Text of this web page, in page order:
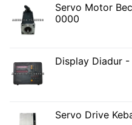
Servo Motor
0000
Display Diadur
Servo Drive